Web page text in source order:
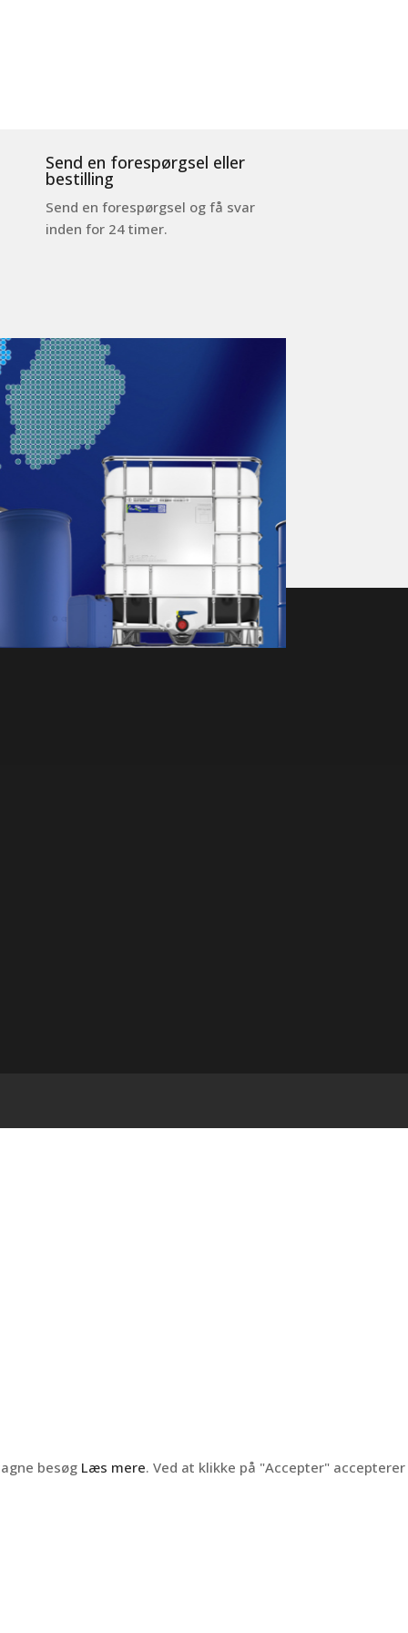
Send en forespørgsel eller
bestilling
Send en forespørgsel og få svar
inden for 24 timer.
besøg Læs mere. Ved at klikke på "Accepter" accepterer